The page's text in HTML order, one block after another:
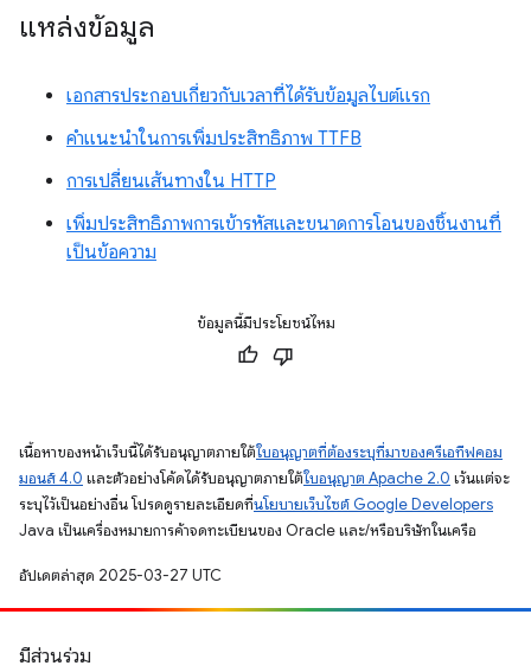
แหล่งข้อมูล
เอกสารประกอบเกี่ยวกับเวลาที่ได้รับข้อมูลไบต์แรก
คำแนะนำในการเพิ่มประสิทธิภาพ TTFB
การเปลี่ยนเส้นทางใน HTTP
เพิ่มประสิทธิภาพการเข้ารหัสและขนาดการโอนของชิ้นงานที่
เป็นข้อความ
ข้อมูลนี้มีประโยชน์ไหม
เนื้อหาของหน้าเว็บนี้ได้รับอนุญาตภายใต้ใบอนุญาตที่ต้องระบุที่มาของครีเอทีฟคอม
มอนส์ 4.0 และตัวอย่างโค้ดได้รับอนุญาตภายใต้ใบอนุญาต Apache 2.0 เว้นแต่จะ
ระบุไว้เป็นอย่างอื่น โปรดดูรายละเอียดที่นโยบายเว็บไซต์ Google Developers
Java เป็นเครื่องหมายการค้าจดทะเบียนของ Oracle และ/หรือบริษัทในเครือ
อัปเดตล่าสุด 2025-03-27 UTC
มีส่วนร่วม